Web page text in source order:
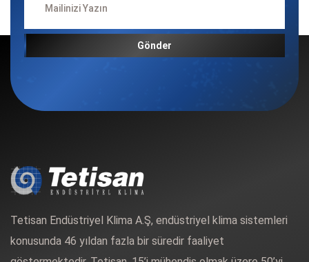
Gönder
Tetisan Endüstriyel Klima A.Ş, endüstriyel klima sistemleri
konusunda 46 yıldan fazla bir süredir faaliyet